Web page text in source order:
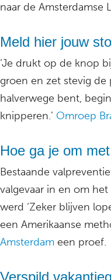
naar de Amsterdamse
Meld hier jouw
‘Je drukt op de knop
groen en zet stevig de
halverwege bent,
knipperen.’ Omroep
Hoe ga je om
Bestaande
valgevaar in en om
werd ‘Zeker blijven
een Amerikaanse
Amsterdam een proef.